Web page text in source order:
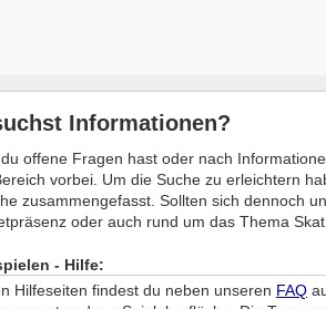
Informationen?
offene Fragen hast oder nach
vorbei. Um die Suche zu erleichtern
zusammengefasst. Sollten sich dennoch
oder auch rund um das Thema
- Hilfe:
Hilfeseiten findest du neben unseren FAQ